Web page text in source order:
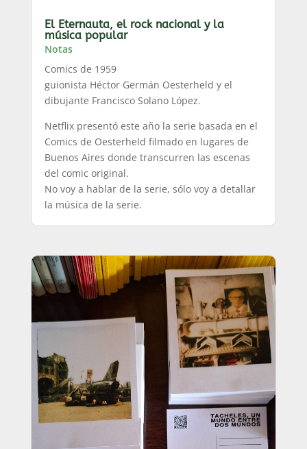
El Eternauta, el rock nacional y la
música popular
Notas
Comics de 1959
guionista Héctor Germán Oesterheld y el
dibujante Francisco Solano López.
Netflix presentó este año la serie basada en el
Comics de Oesterheld filmado en lugares de
Buenos Aires donde transcurren las escenas
del comic original.
No voy a hablar de la serie, sólo voy a detallar
la música de la serie.